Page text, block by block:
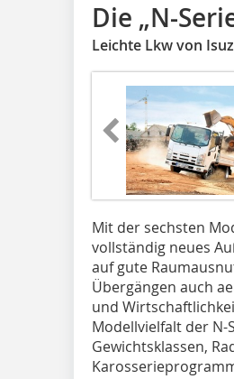
Die „N-
Leichte Lkw von
Mit der sechsten
vollständig neues
auf gute
Übergängen auch
und
Modellvielfalt der N-
Gewichtsklassen,